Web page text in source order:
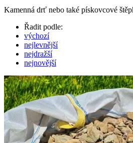
Kamenná drť nebo také pískovcové
Řadit podle:
výchozí
nejlevnější
nejdražší
nejnovější